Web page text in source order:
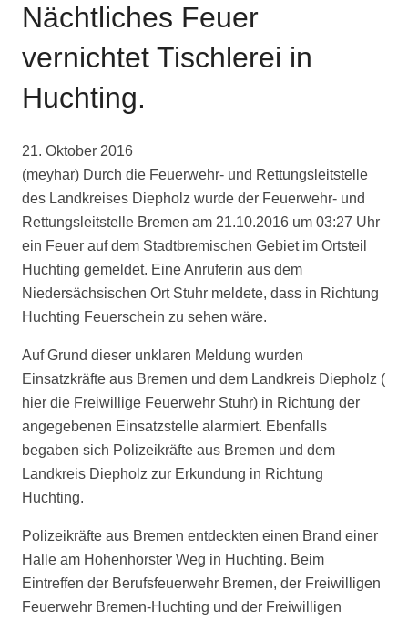
Nächtliches Feuer
vernichtet Tischlerei in
Huchting.
21. Oktober 2016
(meyhar) Durch die Feuerwehr- und Rettungsleitstelle
des Landkreises Diepholz wurde der Feuerwehr- und
Rettungsleitstelle Bremen am 21.10.2016 um 03:27 Uhr
ein Feuer auf dem Stadtbremischen Gebiet im Ortsteil
Huchting gemeldet. Eine Anruferin aus dem
Niedersächsischen Ort Stuhr meldete, dass in Richtung
Huchting Feuerschein zu sehen wäre.
Auf Grund dieser unklaren Meldung wurden
Einsatzkräfte aus Bremen und dem Landkreis Diepholz (
hier die Freiwillige Feuerwehr Stuhr) in Richtung der
angegebenen Einsatzstelle alarmiert. Ebenfalls
begaben sich Polizeikräfte aus Bremen und dem
Landkreis Diepholz zur Erkundung in Richtung
Huchting.
Polizeikräfte aus Bremen entdeckten einen Brand einer
Halle am Hohenhorster Weg in Huchting. Beim
Eintreffen der Berufsfeuerwehr Bremen, der Freiwilligen
Feuerwehr Bremen-Huchting und der Freiwilligen